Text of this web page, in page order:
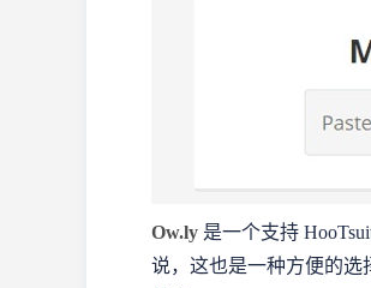
Ow.ly 是一个支持
说，这也是一种方便的选